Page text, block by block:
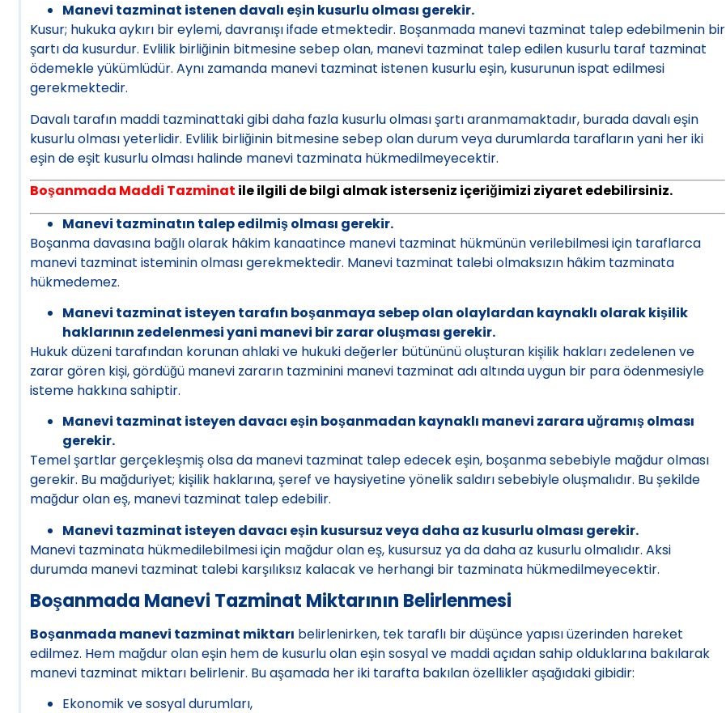
Manevi tazminat istenen davalı eşin kusurlu olması gerekir.
Kusur; hukuka aykırı bir eylemi, davranışı ifade etmektedir. Boşanmada manevi tazminat talep edebilmenin bir
şartı da kusurdur. Evlilik birliğinin bitmesine sebep olan, manevi tazminat talep edilen kusurlu taraf tazminat
ödemekle yükümlüdür. Aynı zamanda manevi tazminat istenen kusurlu eşin, kusurunun ispat edilmesi
gerekmektedir.
Davalı tarafın maddi tazminattaki gibi daha fazla kusurlu olması şartı aranmamaktadır, burada davalı eşin
kusurlu olması yeterlidir. Evlilik birliğinin bitmesine sebep olan durum veya durumlarda tarafların yani her iki
eşin de eşit kusurlu olması halinde manevi tazminata hükmedilmeyecektir.
Boşanmada Maddi Tazminat ile ilgili de bilgi almak isterseniz içeriğimizi ziyaret edebilirsiniz.
Manevi tazminatın talep edilmiş olması gerekir.
Boşanma davasına bağlı olarak hâkim kanaatince manevi tazminat hükmünün verilebilmesi için taraflarca
manevi tazminat isteminin olması gerekmektedir. Manevi tazminat talebi olmaksızın hâkim tazminata
hükmedemez.
Manevi tazminat isteyen tarafın boşanmaya sebep olan olaylardan kaynaklı olarak kişilik
haklarının zedelenmesi yani manevi bir zarar oluşması gerekir.
Hukuk düzeni tarafından korunan ahlaki ve hukuki değerler bütününü oluşturan kişilik hakları zedelenen ve
zarar gören kişi, gördüğü manevi zararın tazminini manevi tazminat adı altında uygun bir para ödenmesiyle
isteme hakkına sahiptir.
Manevi tazminat isteyen davacı eşin boşanmadan kaynaklı manevi zarara uğramış olması
gerekir.
Temel şartlar gerçekleşmiş olsa da manevi tazminat talep edecek eşin, boşanma sebebiyle mağdur olması
gerekir. Bu mağduriyet; kişilik haklarına, şeref ve haysiyetine yönelik saldırı sebebiyle oluşmalıdır. Bu şekilde
mağdur olan eş, manevi tazminat talep edebilir.
Manevi tazminat isteyen davacı eşin kusursuz veya daha az kusurlu olması gerekir.
Manevi tazminata hükmedilebilmesi için mağdur olan eş, kusursuz ya da daha az kusurlu olmalıdır. Aksi
durumda manevi tazminat talebi karşılıksız kalacak ve herhangi bir tazminata hükmedilmeyecektir.
Boşanmada Manevi Tazminat Miktarının Belirlenmesi
Boşanmada manevi tazminat miktarı belirlenirken, tek taraflı bir düşünce yapısı üzerinden hareket
edilmez. Hem mağdur olan eşin hem de kusurlu olan eşin sosyal ve maddi açıdan sahip olduklarına bakılarak
manevi tazminat miktarı belirlenir. Bu aşamada her iki tarafta bakılan özellikler aşağıdaki gibidir:
Ekonomik ve sosyal durumları,